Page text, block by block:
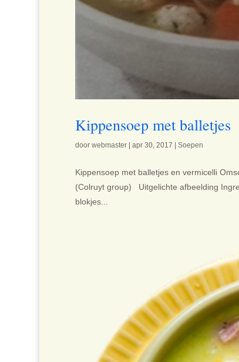
Kippensoep met balletjes
door webmaster| apr 30, 2017 Soepen
Kippensoep met balletjes en vermicelli
(Colruyt group) Uitgelichte afbeelding
blokjes...